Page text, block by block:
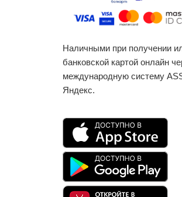
Наличными при получении
банковской картой онлайн
международную систему
Яндекс.